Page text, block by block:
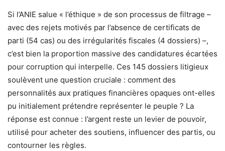
Si l’ANIE salue « l’éthique » de son processus de filtrage –
avec des rejets motivés par l’absence de certificats de
parti (54 cas) ou des irrégularités fiscales (4 dossiers) –,
c’est bien la proportion massive des candidatures écartées
pour corruption qui interpelle. Ces 145 dossiers litigieux
soulèvent une question cruciale : comment des
personnalités aux pratiques financières opaques ont-elles
pu initialement prétendre représenter le peuple ? La
réponse est connue : l’argent reste un levier de pouvoir,
utilisé pour acheter des soutiens, influencer des partis, ou
contourner les règles.